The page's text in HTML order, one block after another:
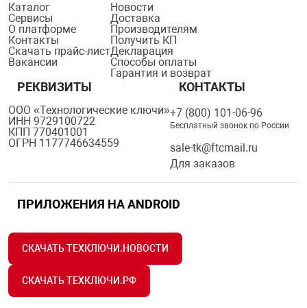
Каталог
Сервисы
О платформе
Контакты
Скачать прайс-лист
Вакансии
Новости
Доставка
Производителям
Получить КП
Декларация
Способы оплаты
Гарантия и возврат
РЕКВИЗИТЫ
ООО «Технологические ключи»
ИНН 9729100722
КПП 770401001
ОГРН 1177746634559
КОНТАКТЫ
+7 (800) 101-06-96
Бесплатный звонок по России
sale-tk@ftcmail.ru
Для заказов
ПРИЛОЖЕНИЯ НА ANDROID
СКАЧАТЬ ТЕХКЛЮЧИ.НОВОСТИ
СКАЧАТЬ ТЕХКЛЮЧИ.РФ